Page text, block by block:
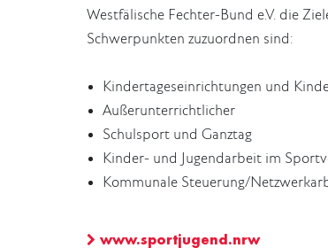
Westfälische Fechter-Bund e.V. die
Schwerpunkten zuzuordnen sind:
Kindertageseinrichtungen und
Außerunterrichtlicher
Schulsport und Ganztag
Kinder- und Jugendarbeit im
Kommunale Steuerung/
www.sportjugend.nrw